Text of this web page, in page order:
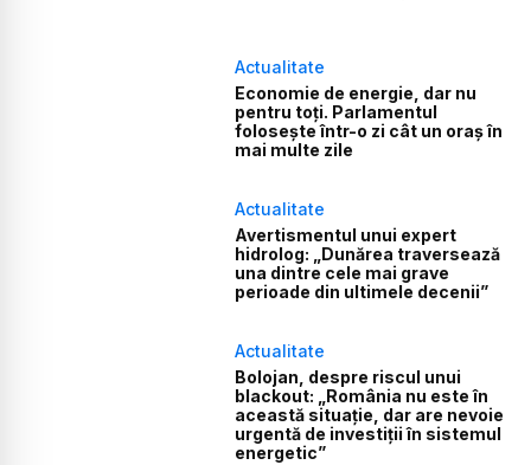
Actualitate
Economie de energie, dar nu
pentru toți. Parlamentul
folosește într-o zi cât un oraș în
mai multe zile
Actualitate
Avertismentul unui expert
hidrolog: „Dunărea traversează
una dintre cele mai grave
perioade din ultimele decenii”
Actualitate
Bolojan, despre riscul unui
blackout: „România nu este în
această situație, dar are nevoie
urgentă de investiții în sistemul
energetic”